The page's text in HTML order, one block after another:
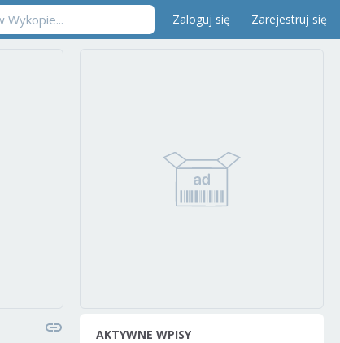
Zaloguj się Zarejestruj się
AKTYWNE WPISY